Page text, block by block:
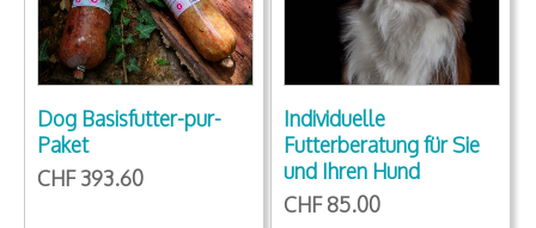
Dog Basisfutter-pur-
Paket
CHF 393.60
Individuelle
Futterberatung für Sie
und Ihren Hund
CHF 85.00